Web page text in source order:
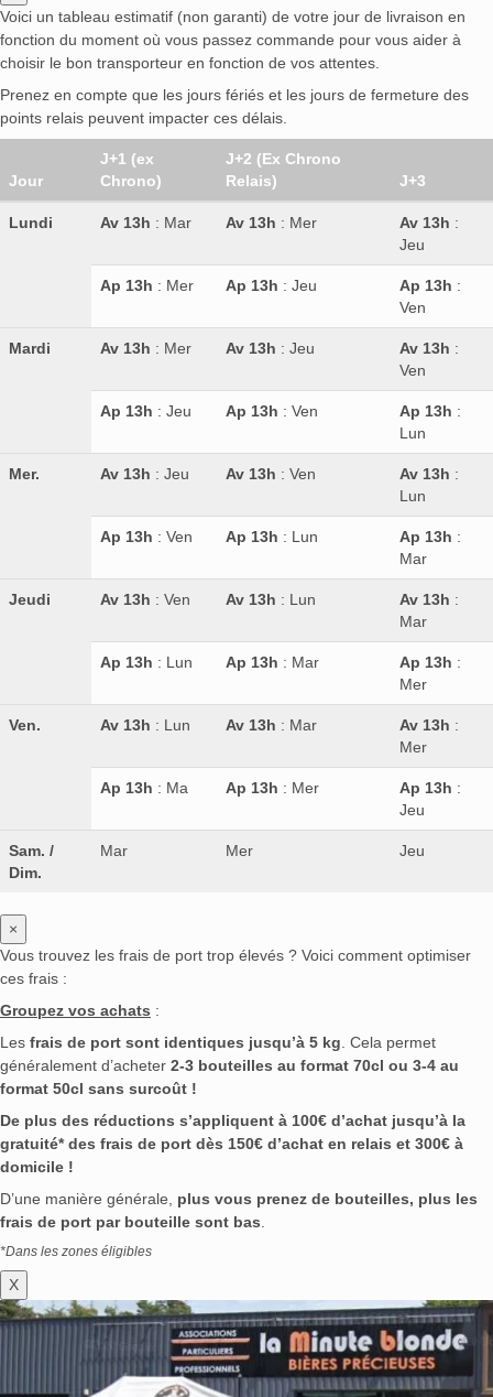
Voici un tableau estimatif (non garanti) de votre jour de livraison en
fonction du moment où vous passez commande pour vous aider à
choisir le bon transporteur en fonction de vos attentes.
Prenez en compte que les jours fériés et les jours de fermeture des
points relais peuvent impacter ces délais.
Jour
J+1 (ex
Chrono)
J+2 (Ex Chrono
Relais)
J+3
Lundi Av 13h : Mar Av 13h : Mer Av 13h :
Jeu
Ap 13h : Mer Ap 13h : Jeu Ap 13h :
Ven
Mardi Av 13h : Mer Av 13h : Jeu Av 13h :
Ven
Ap 13h : Jeu Ap 13h : Ven Ap 13h :
Lun
Mer. Av 13h : Jeu Av 13h : Ven Av 13h :
Lun
Ap 13h : Ven Ap 13h : Lun Ap 13h :
Mar
Jeudi Av 13h : Ven Av 13h : Lun Av 13h :
Mar
Ap 13h : Lun Ap 13h : Mar Ap 13h :
Mer
Ven. Av 13h : Lun Av 13h : Mar Av 13h :
Mer
Ap 13h : Ma Ap 13h : Mer Ap 13h :
Jeu
Sam. /
Dim.
Mar Mer Jeu
×
Vous trouvez les frais de port trop élevés ? Voici comment optimiser
ces frais :
Groupez vos achats :
Les frais de port sont identiques jusqu’à 5 kg . Cela permet
généralement d’acheter 2-3 bouteilles au format 70cl ou 3-4 au
format 50cl sans surcoût !
De plus des réductions s’appliquent à 100€ d’achat jusqu’à la
gratuité* des frais de port dès 150€ d’achat en relais et 300€ à
domicile !
D’une manière générale, plus vous prenez de bouteilles, plus les
frais de port par bouteille sont bas
*Dans les zones éligibles
X